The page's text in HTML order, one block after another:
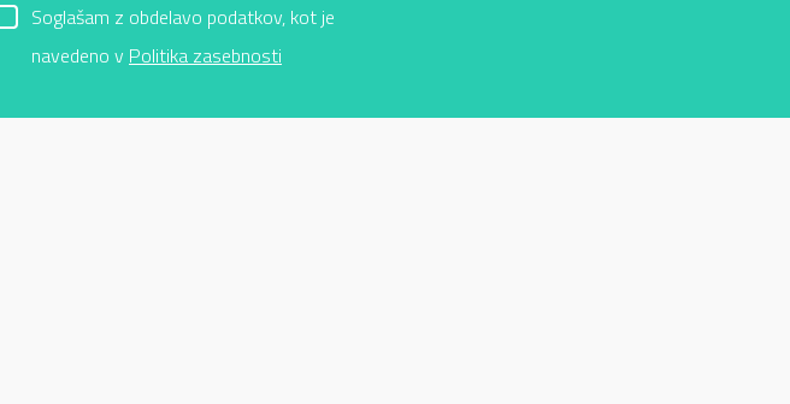
Soglašam z obdelavo podatkov, kot je
navedeno v Politika zasebnosti